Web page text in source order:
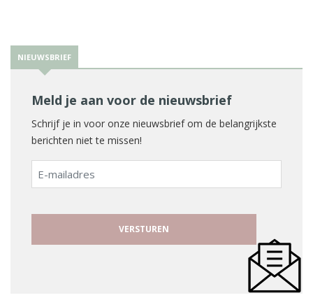
NIEUWSBRIEF
Meld je aan voor de nieuwsbrief
Schrijf je in voor onze nieuwsbrief om de belangrijkste
berichten niet te missen!
E-
mailadres